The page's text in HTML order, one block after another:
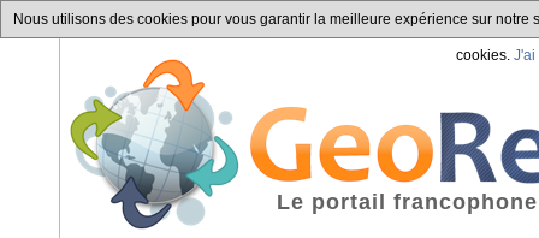
Nous utilisons des cookies pour vous garantir la meilleure expérience sur
cookies. J'ai
Le portail